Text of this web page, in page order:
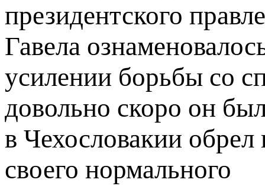
президентского
Гавела
усилении борьбы со
довольно скоро он
в Чехословакии
своего нормального